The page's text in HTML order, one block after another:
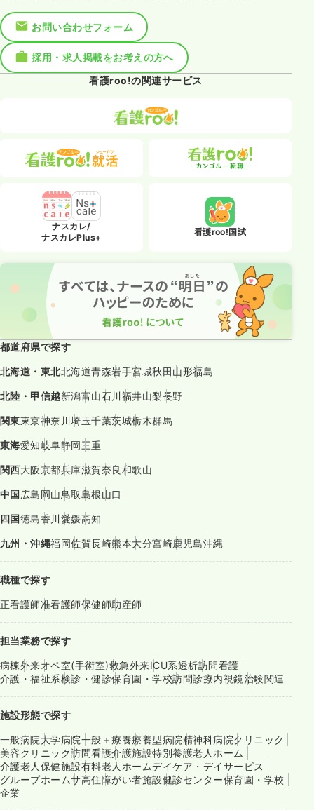
お問い合わせフォーム
採用・求人掲載をお考えの方へ
看護roo!の関連サービス
ナスカレ/
ナスカレPlus+
看護roo!国試
都道府県で探す
北海道・東北北海道青森岩手宮城秋田 山形福島
北陸・甲信越新潟富山石川 福井山梨長野
関東東京神奈川埼玉千葉茨城栃木群馬
東海愛知岐阜静岡三重
関西大阪京都兵庫滋賀奈良和歌山
中国 広島 岡山鳥取島根山口
四国徳島香川 愛媛高知
九州・沖縄福岡佐賀長崎熊本大分宮崎鹿児島沖縄
職種で探す
正看護師准看護師保健師助産師
担当業務で探す
病棟外来オペ室(手術室)救急外来ICU系透析訪問看護
介護・福祉系検診・健診保育園・学校訪問診療内視鏡治験関連
施設形態で探す
一般病院大学病院一般＋療養療養型病院精神科病院クリニック
美容クリニック訪問看護介護施設特別養護老人ホーム
介護老人保健施設有料老人ホームデイケア・デイサービス
グループホームサ高住障がい者施設健診センター保育園・学校
企業